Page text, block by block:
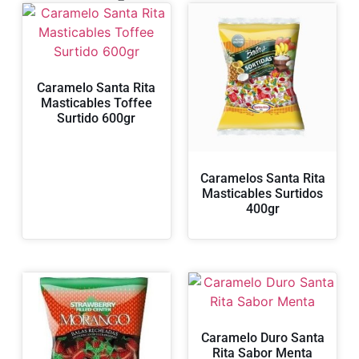
Caramelo Santa Rita
Masticables Toffee
Surtido 600gr
Caramelos Santa Rita
Masticables Surtidos
400gr
Caramelo Duro Santa
Rita Sabor Menta